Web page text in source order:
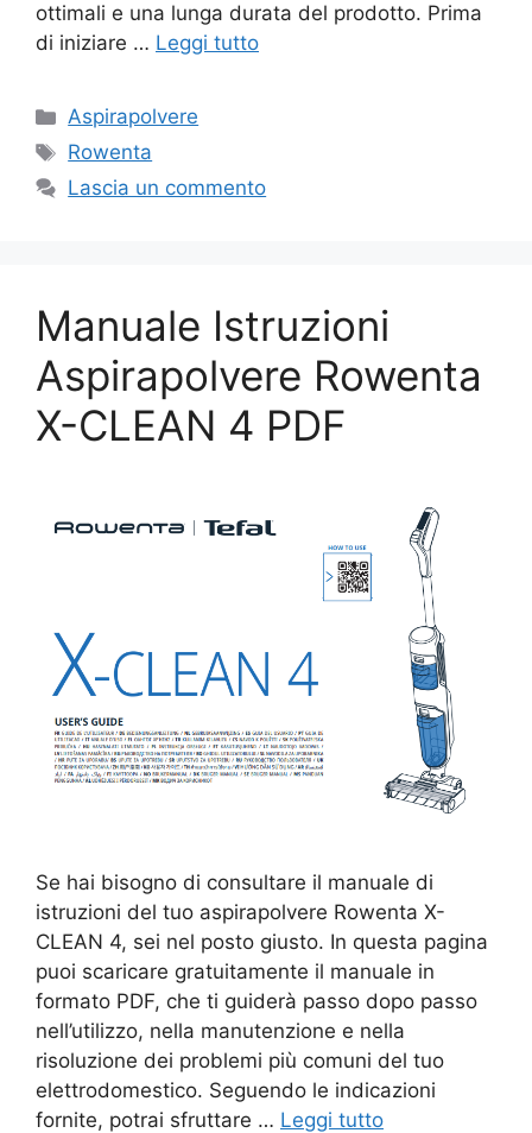
ottimali e una lunga durata del prodotto. Prima
di iniziare … Leggi tutto
Categorie
Aspirapolvere
Tag
Rowenta
Lascia un commento
Manuale Istruzioni
Aspirapolvere Rowenta
X-CLEAN 4 PDF
Se hai bisogno di consultare il manuale di
istruzioni del tuo aspirapolvere Rowenta X-
CLEAN 4, sei nel posto giusto. In questa pagina
puoi scaricare gratuitamente il manuale in
formato PDF, che ti guiderà passo dopo passo
nell’utilizzo, nella manutenzione e nella
risoluzione dei problemi più comuni del tuo
elettrodomestico. Seguendo le indicazioni
fornite, potrai sfruttare … Leggi tutto